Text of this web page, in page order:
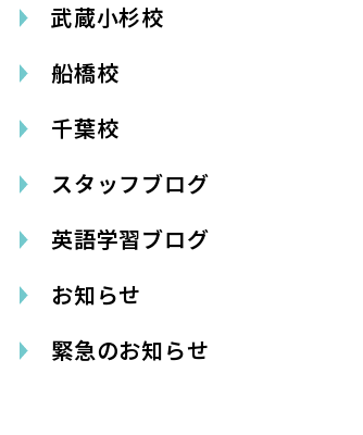
武蔵小杉校
船橋校
千葉校
スタッフブログ
英語学習ブログ
お知らせ
緊急のお知らせ